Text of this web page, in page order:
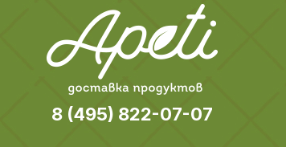
8 (495) 822-07-07